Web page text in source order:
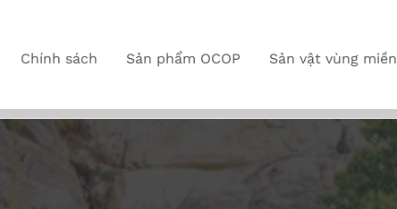
Chính sách Sản phẩm OCOP Sản vật vùng miền